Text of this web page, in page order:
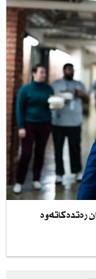
رەتدەكاتەوە